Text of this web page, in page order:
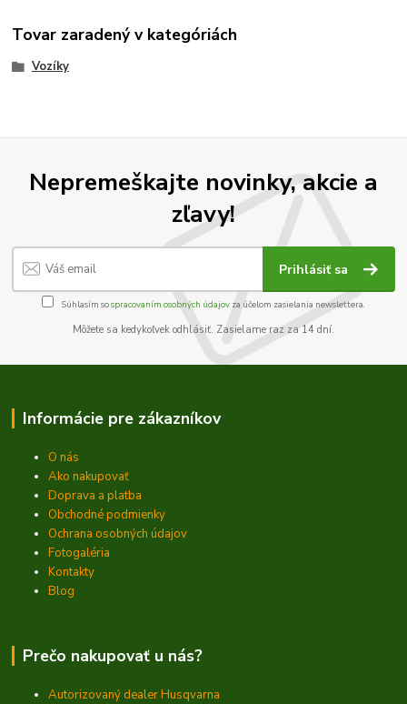
Tovar zaradený v kategóriách
Vozíky
Nepremeškajte novinky, akcie a
zľavy!
Prihlásiť sa
Súhlasím sospracovaním osobných údajov za účelom zasielania newslettera.
Môžete sa kedykoľvek odhlásiť. Zasielame raz za 14 dní.
Informácie pre zákazníkov
O nás
Ako nakupovať
Doprava a platba
Obchodné podmienky
Ochrana osobných údajov
Fotogaléria
Kontakty
Blog
Prečo nakupovať u nás?
Autorizovaný dealer Husqvarna